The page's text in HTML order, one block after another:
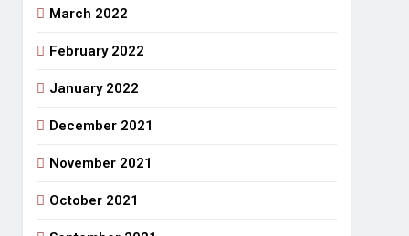
March 2022
February 2022
January 2022
December 2021
November 2021
October 2021